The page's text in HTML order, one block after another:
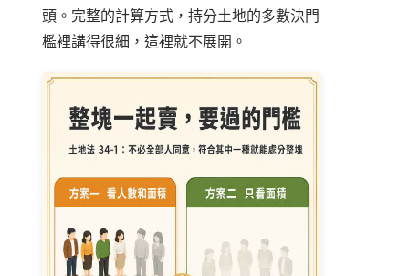
頭。完整的計算方式， 持分土地的多數決門
檻裡講得很細，這裡就不展開。